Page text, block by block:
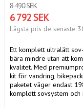
8 490 SEK
6 792 SEK
Lägsta pris de senaste
Ett komplett ultralätt
bära mindre utan att
kvalitet. Med
kit för vandring,
paketet väger endast
komplett sovsystem